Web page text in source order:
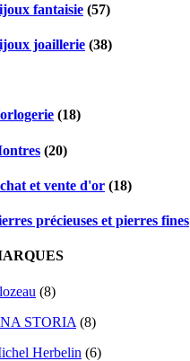
fantaisie (57)
joaillerie (38)
(18)
(20)
et vente d'or (18)
précieuses et pierres fines
(8)
STORIA (8)
Herbelin (6)